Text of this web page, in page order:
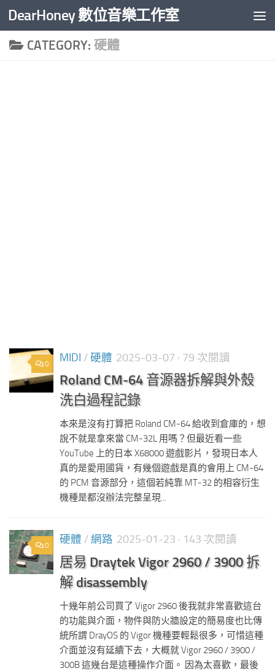
Skip to content
DearHoney 數位音樂工作室
CATEGORY: 硬體
0 MIDI / 硬體 2025-03-07 · 79 次閱讀
Roland CM-64 音源器拆解與外殼
洗白過程記錄
本來是沒有打算把 Roland CM-64 給收到倉庫的，想
說不就是拿來當 CM-32L 用嗎？但最近看一些
YouTube 上的日本 X68000 遊戲影片，發現日本人
真的是愛用國貨，有幾個遊戲是真的會用上 CM-64
的 PCM 音源部分，這個若純靠 MT-32 的相容衍生
機種是都沒辦法完整呈現...
0 硬體 / 網路 2025-01-23 · 143 次閱讀
居易 Draytek Vigor 2960 / 3900 拆
解 disassembly
十幾年前公司買了 Vigor 2960 後我就非常喜歡這台
的功能與介面，物件與防火牆設定的簡易度也比傳
統所謂 DrayOS 的 Vigor 機種要輕鬆很多，可惜這種
介面並沒有延續下去，大概就 Vigor 2960 / 3900 /
300B 這幾台是這種操作介面。 因為太喜歡，最後